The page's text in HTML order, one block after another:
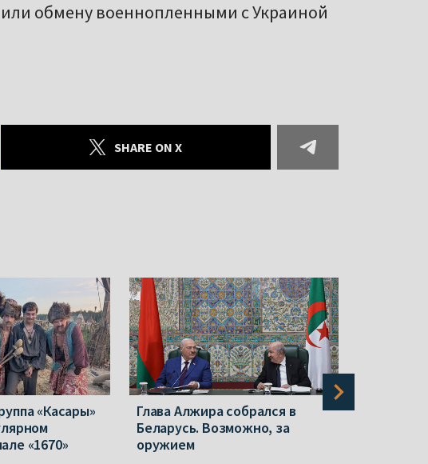
или обмену военнопленными с Украиной
SHARE ON X
«Касары»
«1670»
Глава Алжира собрался в
Беларусь. Возможно, за
оружием